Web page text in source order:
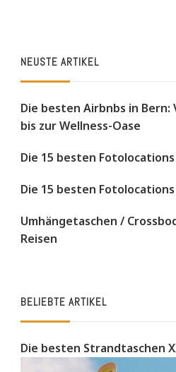
NEUSTE ARTIKEL
Die besten Airbnbs in
bis zur Wellness-Oase
Die 15 besten
Die 15 besten
Umhängetaschen /
Reisen
BELIEBTE ARTIKEL
Die besten Strandtaschen